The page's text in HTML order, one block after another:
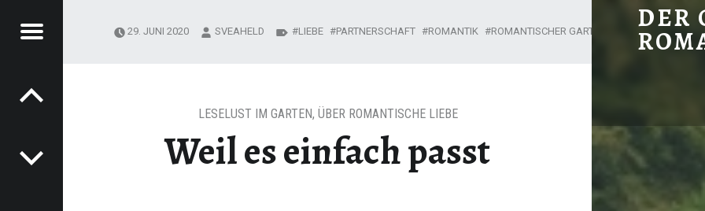
WEIL ES EINFACH PASST -
DER
Menu
Weil es einfach passt
LESELUST IM GARTEN, ÜBER ROMANTISCHE LIEBE
29. JUNI 2020 SVEAHELD LIEBE PARTNERSCHAFT ROMANTIK ROMANTISCHER GARTEN